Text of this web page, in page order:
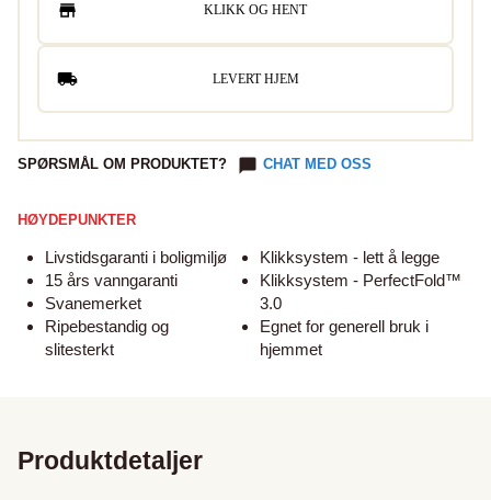
KLIKK OG HENT
LEVERT HJEM
SPØRSMÅL OM PRODUKTET? CHAT MED OSS
HØYDEPUNKTER
Livstidsgaranti i boligmiljø
15 års vanngaranti
Svanemerket
Ripebestandig og
slitesterkt
Klikksystem - lett å legge
Klikksystem - PerfectFold™
3.0
Egnet for generell bruk i
hjemmet
Produktdetaljer